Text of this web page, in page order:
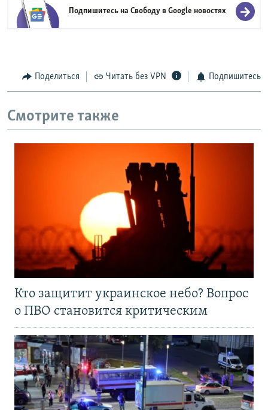
Подпишитесь на Свободу вGoogle новостях
Поделиться Читать без VPN Подпишитесь
Смотрите также
Кто защитит украинское небо? Вопрос
о ПВО становится критическим